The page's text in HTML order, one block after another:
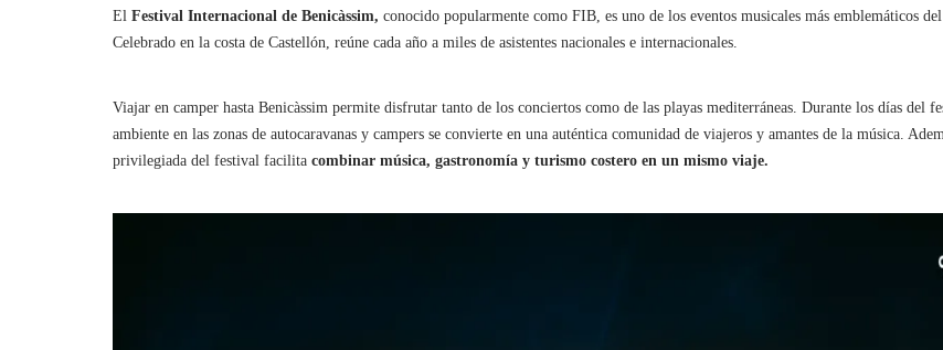
El Festival Internacional de Benicàssim, conocido popularmente como FIB, es uno de los eventos musicales más emblemáticos
Celebrado en la costa de Castellón, reúne cada año a miles de asistentes nacionales e internacionales.
Viajar en camper hasta Benicàssim permite disfrutar tanto de los conciertos como de las playas mediterráneas. Durante los días del
ambiente en las zonas de autocaravanas y campers se convierte en una auténtica comunidad de viajeros y amantes de la música.
privilegiada del festival facilita combinar música, gastronomía y turismo costero en un mismo viaje.